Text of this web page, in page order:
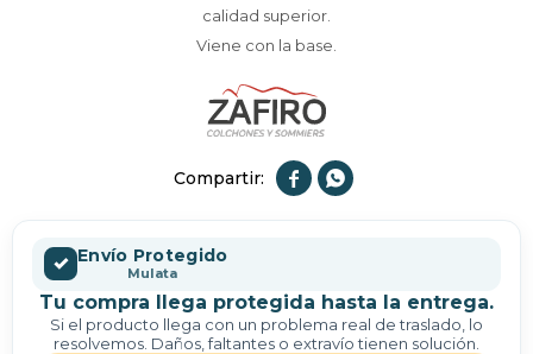
calidad superior.
Viene con la base.
 
✓ Envío Protegido
Mulata
Tu compra llega protegida hasta la entrega.
Si el producto llega con un problema real de traslado, lo
resolvemos. Daños, faltantes o extravío tienen solución.